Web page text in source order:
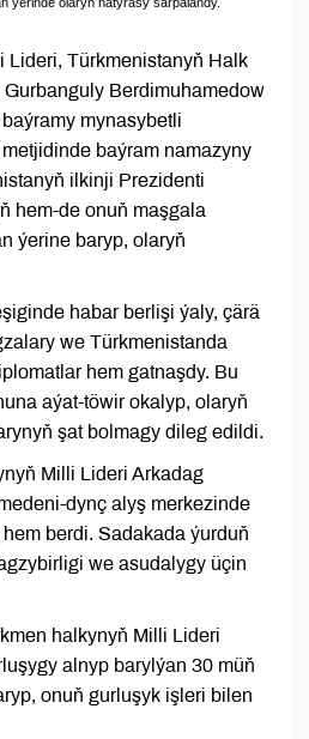
Lideri, Türkmenistanyň Halk
Berdimuhamedow
mynasybetli
baýram namazyny
ilkinji Prezidenti
hem-de onuň maşgala
ýerine baryp, olaryň
habar berlişi ýaly, çärä
we Türkmenistanda
hem gatnaşdy. Bu
aýat-töwir okalyp, olaryň
şat bolmagy dileg edildi.
Milli Lideri Arkadag
dynç alyş merkezinde
berdi. Sadakada ýurduň
we asudalygy üçin
halkynyň Milli Lideri
alnyp barylýan 30 müň
onuň gurluşyk işleri bilen